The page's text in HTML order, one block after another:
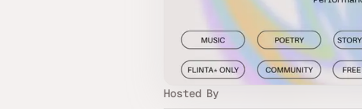
Hosted By